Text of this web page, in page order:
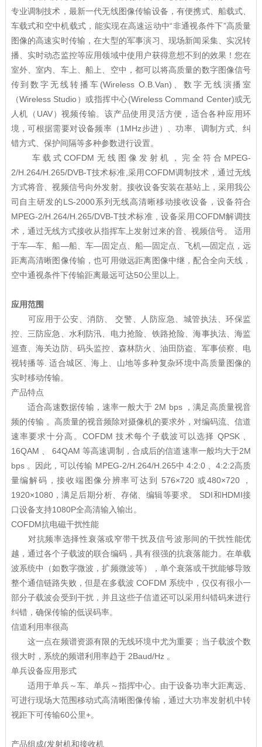
专业调制技术，最新一代无线图像传输设备，有便携式、船载式、
车载式和空中机载式，能实现在高速运动中“非通视条件下”高质量
图像的高速实时传输，在大型的军事演习、现场新闻采集、实况转
播、实时动态监控等应用领域中使用户获得意想不到的效果！您在
室外、室内、车上、船上、空中，都可以将高质量的数字图像信号
传到数字无线转播车(Wireless O.B.Van)、数字无线演播室
（Wireless Studio）或指挥中心(Wireless Command Center)或无
人机（UAV）视频传输。该产品使用灵活方便，适合各种应用环
境，可根据需要对设备频率（1MHz步进）、功率、调制方式、纠
错方式、保护间隔等多种参数进行设置。
车载式COFDM无线图像发射机，完全符合MPEG-
2/H.264/H.265/DVB-T技术标准,采用COFDM调制技术，通过无线
方式将音、视频信号向外发射。接收设备安装在基站上，采用我公
司自主研发的LS-2000系列无线高清晰移动接收设备，设备符合
MPEG-2/H.264/H.265/DVB-T技术标准 , 设备采用COFDM解调技
术，通过无线方式接收从指挥车上发射过来的音、视频信号。 适用
于车—车、船—船、车—固定点、船—固定点、飞机—固定点，远
距离高清晰图像传输，也可用做远距离图像中继，配合全向天线，
空中通视条件下传输距离最远可达50公里以上。
应用范围
可应用于公安、消防、 交警、人防应急、城管执法、环保监
控、三防应急、水利防汛、电力抢险、铁路抢险、海事执法、海监
巡查、海关边防、码头监控、森林防火、油田防盗、军事侦察、电
视转播等. 适合城区、海上、山地等多种复杂环境中高质量图像的
实时移动传输。
产品特点
适合高速数据传输，速率一般大于 2M bps ，满足高质量视音
频的传输 。高质量的视音频除对摄像机的要求外，对编码流、信道
速率要求十分高。COFDM 技术每个子载波可以选择 QPSK 、
16QAM 、 64QAM 等高速调制，合成后的信道速率一般均大于2M
bps 。因此，可以传输 MPEG-2/H.264/H.265中 4:2:0 、4:2:2高质
量编解码，接收端图像分辨率可达到 576×720 或480×720 ，
1920×1080，满足后期分析、存储、编辑等要求。 SDI和HDMI接
口设备支持1080P全高清输入输出。
COFDM抗电磁干扰性能
对抗频率选择性衰落或窄带干扰及信号波形间的干扰性能优
越，通过各个子载波的联合编码，具有很强的抗衰落能力。在单载
波系统中（如数字微波，扩频微波等），单个衰落或干扰能够导致
整个通信链路失败，但是在多载波 COFDM 系统中，仅仅有很小一
部分子载波会受到干扰，并且这些子信道还可以采用纠错码来进行
纠错，确保传输的低误码率。
信道利用率很高
这一点在频谱资源有限的无线环境中尤为重要；当子载波个数
很大时，系统的频谱利用率趋于 2Baud/Hz 。
单兵设备应用形式
适用于单兵～车、单兵～指挥中心。由于设备功率大距离远、
可进行现场大范围移动式高清晰图像传输，通过大功率发射机中转
视距下可传输60公里+。
产品组成(发射机和接收机